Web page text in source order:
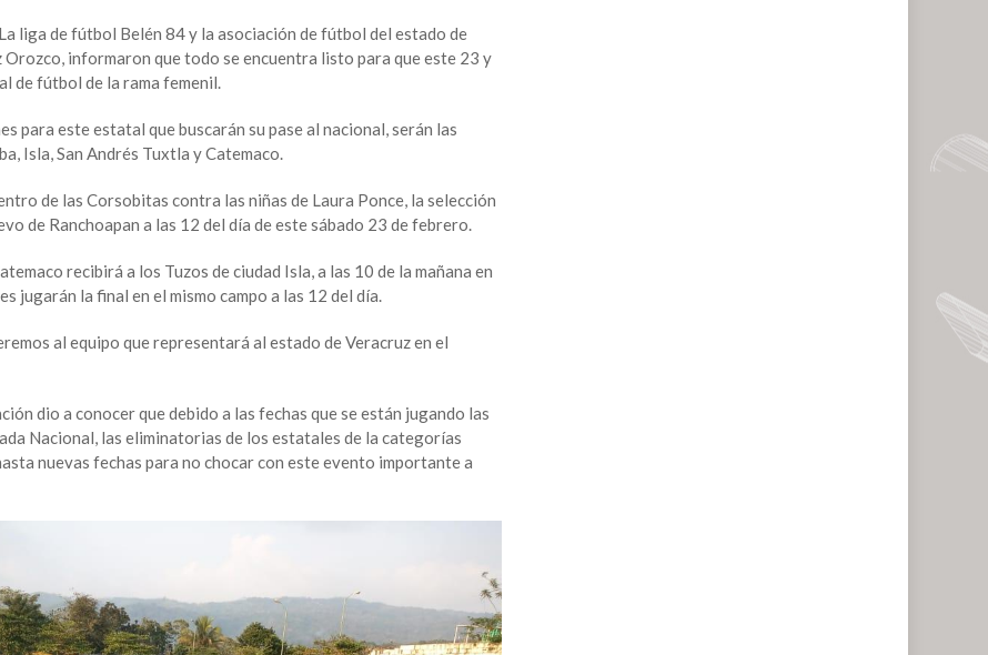
liga de fútbol Belén 84 y la asociación de fútbol del estado de
Orozco, informaron que todo se encuentra listo para que este 23 y
de fútbol de la rama femenil.
para este estatal que buscarán su pase al nacional, serán las
Isla, San Andrés Tuxtla y Catemaco.
de las Corsobitas contra las niñas de Laura Ponce, la selección
de Ranchoapan a las 12 del día de este sábado 23 de febrero.
recibirá a los Tuzos de ciudad Isla, a las 10 de la mañana en
jugarán la final en el mismo campo a las 12 del día.
al equipo que representará al estado de Veracruz en el
dio a conocer que debido a las fechas que se están jugando las
Nacional, las eliminatorias de los estatales de la categorías
nuevas fechas para no chocar con este evento importante a